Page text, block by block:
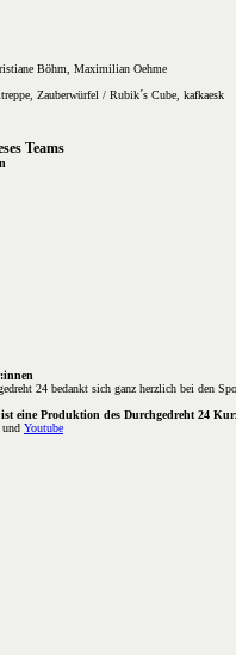
Böhm, Maximilian Oehme
Zauberwürfel / Rubik´s Cube, kafkaesk
Teams
24 bedankt sich ganz herzlich bei den
eine Produktion des Durchgedreht 24
und Youtube